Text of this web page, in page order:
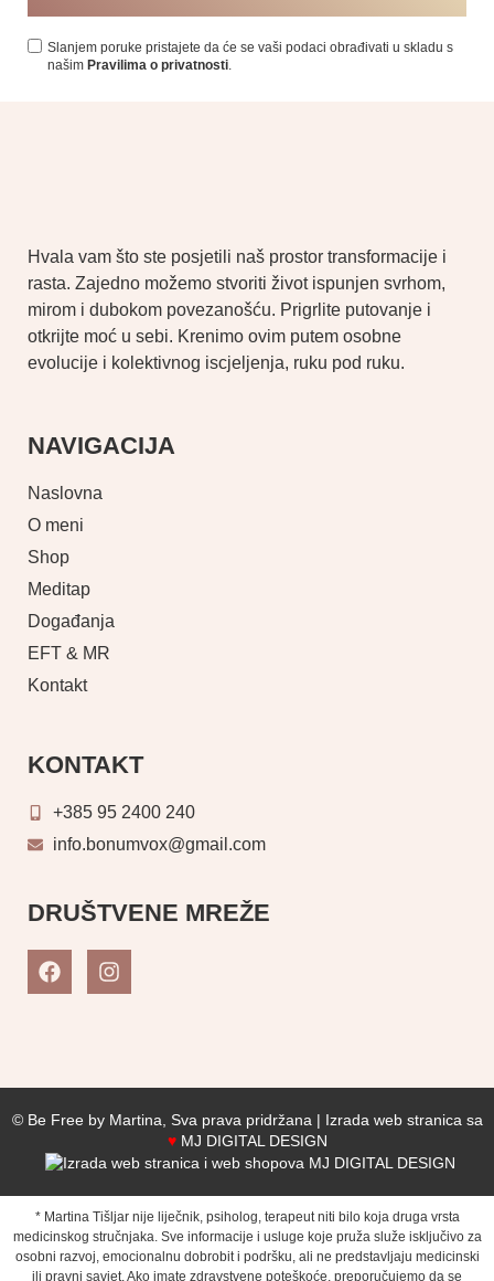
Slanjem poruke pristajete da će se vaši podaci obrađivati ​​u skladu s
našim Pravilima o privatnosti.
Hvala vam što ste posjetili naš prostor transformacije i
rasta. Zajedno možemo stvoriti život ispunjen svrhom,
mirom i dubokom povezanošću. Prigrlite putovanje i
otkrijte moć u sebi. Krenimo ovim putem osobne
evolucije i kolektivnog iscjeljenja, ruku pod ruku.
NAVIGACIJA
Naslovna
O meni
Shop
Meditap
Događanja
EFT & MR
Kontakt
KONTAKT
+385 95 2400 240
info.bonumvox@gmail.com
DRUŠTVENE MREŽE
© Be Free by Martina, Sva prava pridržana | Izrada web stranica sa
♥MJ DIGITAL DESIGN
* Martina Tišljar nije liječnik, psiholog, terapeut niti bilo koja druga vrsta
medicinskog stručnjaka. Sve informacije i usluge koje pruža služe isključivo za
osobni razvoj, emocionalnu dobrobit i podršku, ali ne predstavljaju medicinski
ili pravni savjet. Ako imate zdravstvene poteškoće, preporučujemo da se